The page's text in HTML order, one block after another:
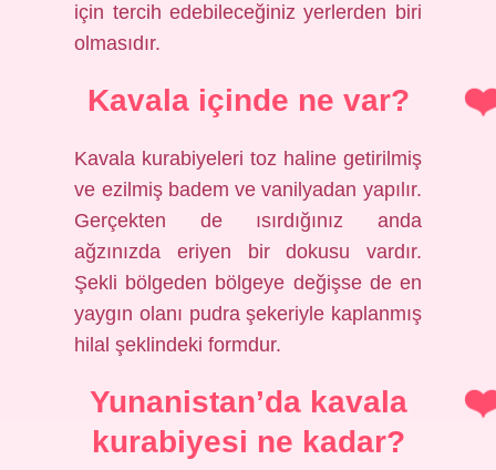
için tercih edebileceğiniz yerlerden biri
olmasıdır.
Kavala içinde ne var?
Kavala kurabiyeleri toz haline getirilmiş
ve ezilmiş badem ve vanilyadan yapılır.
Gerçekten de ısırdığınız anda
ağzınızda eriyen bir dokusu vardır.
Şekli bölgeden bölgeye değişse de en
yaygın olanı pudra şekeriyle kaplanmış
hilal şeklindeki formdur.
Yunanistan’da kavala
kurabiyesi ne kadar?